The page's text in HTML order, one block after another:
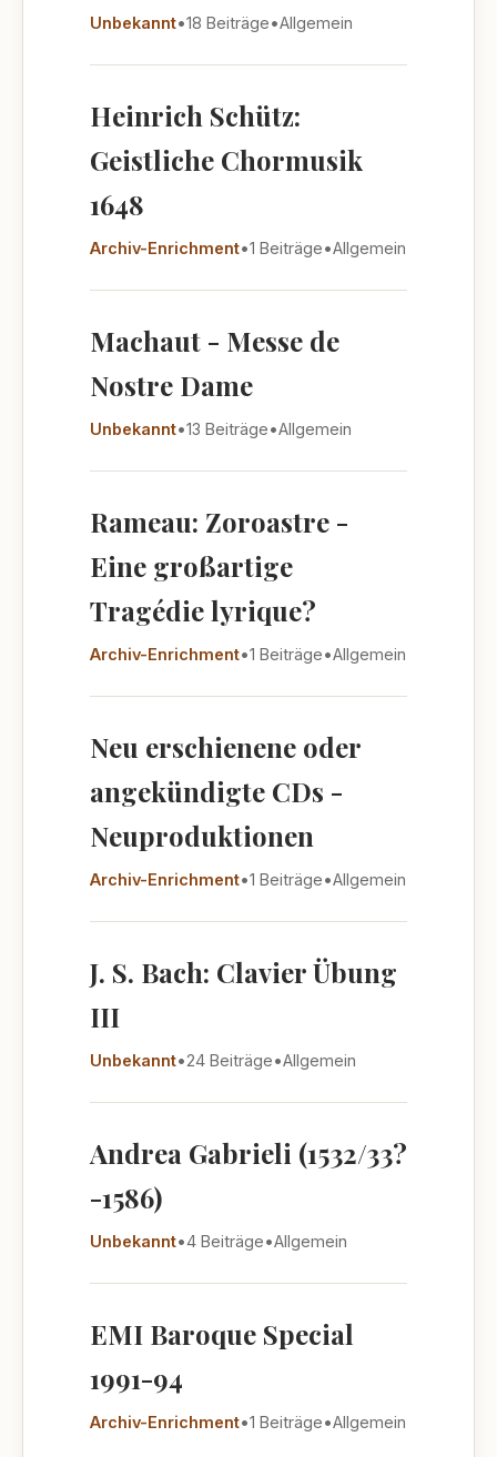
Unbekannt•18 Beiträge•Allgemein
Heinrich Schütz:
Geistliche Chormusik
1648
Archiv-Enrichment•1 Beiträge•Allgemein
Machaut - Messe de
Nostre Dame
Unbekannt•13 Beiträge•Allgemein
Rameau: Zoroastre -
Eine großartige
Tragédie lyrique?
Archiv-Enrichment•1 Beiträge•Allgemein
Neu erschienene oder
angekündigte CDs -
Neuproduktionen
Archiv-Enrichment•1 Beiträge•Allgemein
J. S. Bach: Clavier Übung
III
Unbekannt•24 Beiträge•Allgemein
Andrea Gabrieli (1532/33?
-1586)
Unbekannt•4 Beiträge•Allgemein
EMI Baroque Special
1991-94
Archiv-Enrichment•1 Beiträge•Allgemein